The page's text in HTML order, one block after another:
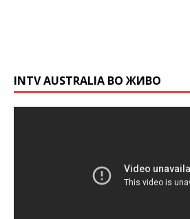
INTV AUSTRALIA ВО ЖИВО